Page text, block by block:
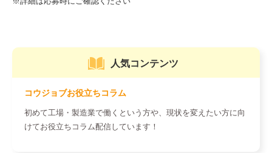
人気コンテンツ
コウジョブお役立ちコラム
初めて工場・製造業で働くという方や、現状を変えたい方に向
けてお役立ちコラム配信しています！